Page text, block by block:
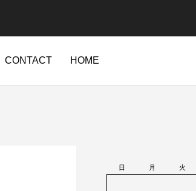
CONTACT HOME
日
月 火